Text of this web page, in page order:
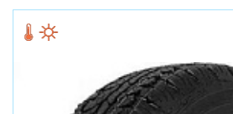
ДЛЯ СПЕЦТЕХНИКИ
ШТАМПОВАНЫЕ
ДЛЯ ГРУЗОВЫХ АВТО